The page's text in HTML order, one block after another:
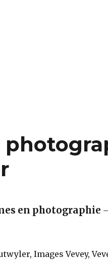
en photographie